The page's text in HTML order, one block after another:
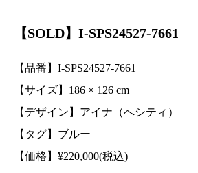
【SOLD】I-SPS24527-7661
【品番】I-SPS24527-7661
【サイズ】186 × 126 cm
【デザイン】アイナ（へシティ）
【タグ】ブルー
【価格】¥220,000(税込)